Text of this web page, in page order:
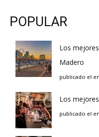
POPULAR
Los
Madero
publicado el
Los
publicado el